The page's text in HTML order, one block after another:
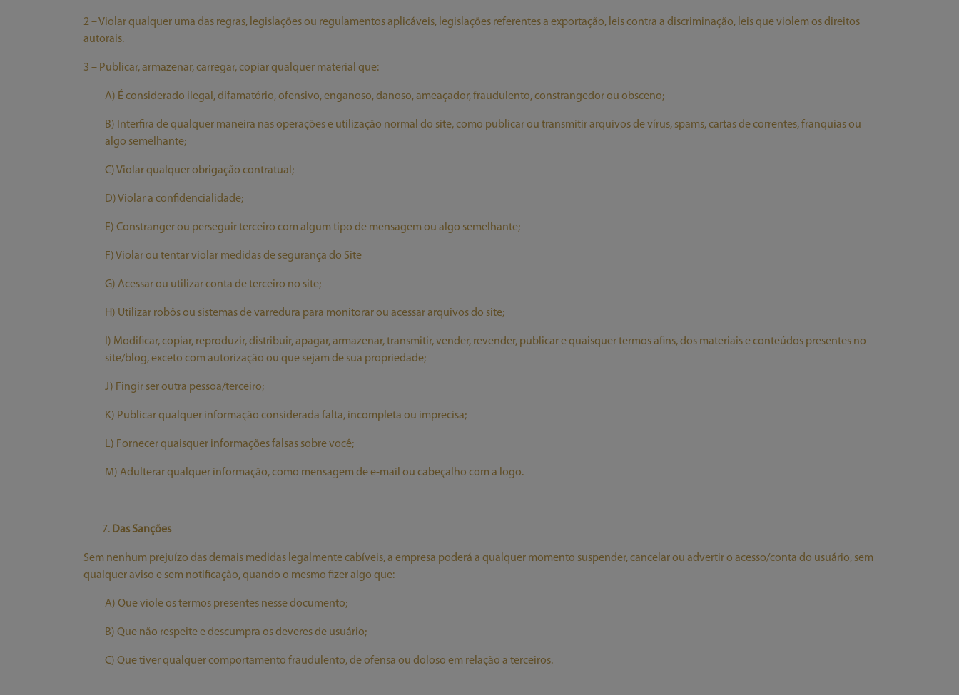
2 – Violar qualquer uma das regras, legislações ou regulamentos aplicáveis, legislações referentes a exportação, leis contra a discriminação, leis que violem os direitos
autorais.
3 – Publicar, armazenar, carregar, copiar qualquer material que:
A) É considerado ilegal, difamatório, ofensivo, enganoso, danoso, ameaçador, fraudulento, constrangedor ou obsceno;
B) Interfira de qualquer maneira nas operações e utilização normal do site, como publicar ou transmitir arquivos de vírus, spams, cartas de correntes, franquias ou
algo semelhante;
C) Violar qualquer obrigação contratual;
D) Violar a confidencialidade;
E) Constranger ou perseguir terceiro com algum tipo de mensagem ou algo semelhante;
F) Violar ou tentar violar medidas de segurança do Site
G) Acessar ou utilizar conta de terceiro no site;
H) Utilizar robôs ou sistemas de varredura para monitorar ou acessar arquivos do site;
I) Modificar, copiar, reproduzir, distribuir, apagar, armazenar, transmitir, vender, revender, publicar e quaisquer termos afins, dos materiais e conteúdos presentes no
site/blog, exceto com autorização ou que sejam de sua propriedade;
J) Fingir ser outra pessoa/terceiro;
K) Publicar qualquer informação considerada falta, incompleta ou imprecisa;
L) Fornecer quaisquer informações falsas sobre você;
M) Adulterar qualquer informação, como mensagem de e-mail ou cabeçalho com a logo.
Das Sanções
Sem nenhum prejuízo das demais medidas legalmente cabíveis, a empresa poderá a qualquer momento suspender, cancelar ou advertir o acesso/conta do usuário, sem
qualquer aviso e sem notificação, quando o mesmo fizer algo que:
A) Que viole os termos presentes nesse documento;
B) Que não respeite e descumpra os deveres de usuário;
C) Que tiver qualquer comportamento fraudulento, de ofensa ou doloso em relação a terceiros.